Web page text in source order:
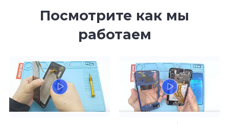
Посмотрите как мы
работаем